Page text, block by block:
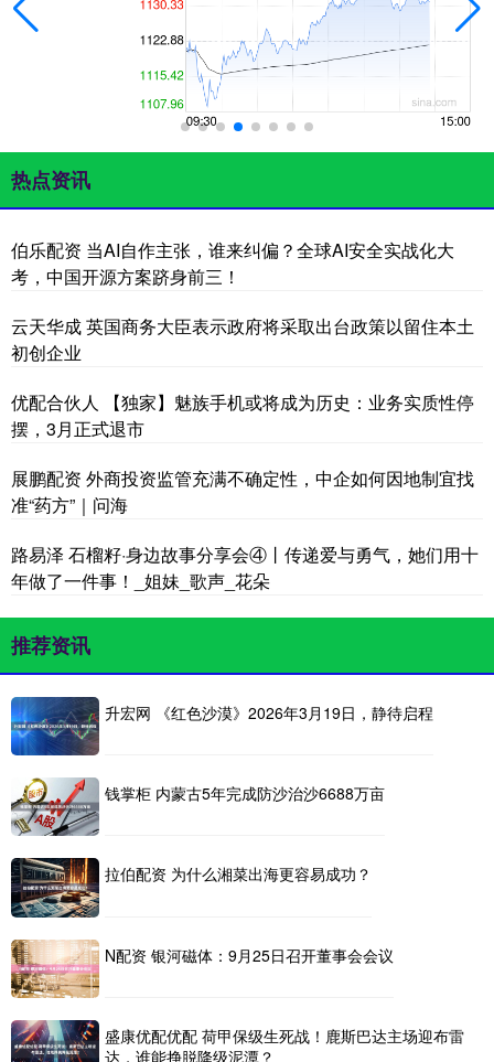
热点资讯
伯乐配资 当AI自作主张，谁来纠偏？全球AI安全实战化大
考，中国开源方案跻身前三！
云天华成 英国商务大臣表示政府将采取出台政策以留住本土
初创企业
优配合伙人 【独家】魅族手机或将成为历史：业务实质性停
摆，3月正式退市
展鹏配资 外商投资监管充满不确定性，中企如何因地制宜找
准“药方”｜问海
路易泽 石榴籽·身边故事分享会④丨传递爱与勇气，她们用十
年做了一件事！_姐妹_歌声_花朵
推荐资讯
升宏网 《红色沙漠》2026年3月19日，静待启程
钱掌柜 内蒙古5年完成防沙治沙6688万亩
拉伯配资 为什么湘菜出海更容易成功？
N配资 银河磁体：9月25日召开董事会会议
盛康优配优配 荷甲保级生死战！鹿斯巴达主场迎布雷
达，谁能挣脱降级泥潭？